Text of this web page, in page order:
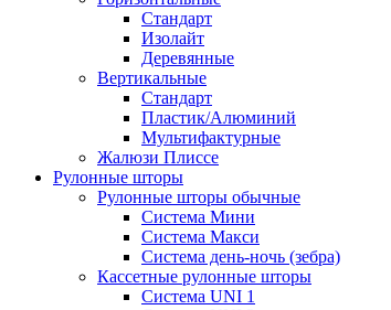
Стандарт
Изолайт
Деревянные
Вертикальные
Стандарт
Пластик/Алюминий
Мультифактурные
Жалюзи Плиссе
Рулонные шторы
Рулонные шторы обычные
Система Мини
Система Макси
Система день-ночь (зебра)
Кассетные рулонные шторы
Система UNI 1